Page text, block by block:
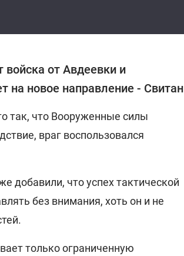
войска от Авдеевки и
на новое направление - Свитан
так, что Вооруженные силы
враг воспользовался
добавили, что успех тактической
без внимания, хоть он и не
только ограниченную